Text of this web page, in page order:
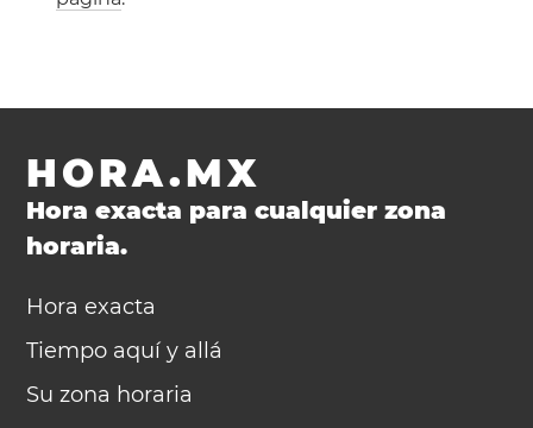
HORA.MX
Hora exacta para cualquier zona
horaria.
Hora exacta
Tiempo aquí y allá
Su zona horaria